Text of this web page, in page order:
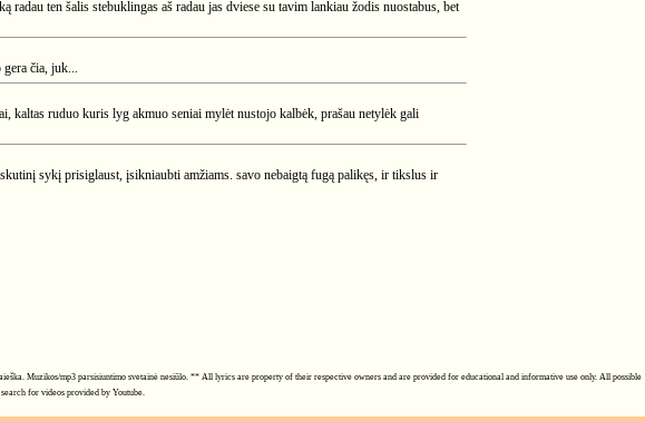
ten šalis stebuklingas aš radau jas dviese su tavim lankiau žodis nuostabus, bet
gera čia, juk...
kaltas ruduo kuris lyg akmuo seniai mylėt nustojo kalbėk, prašau netylėk gali
sykį prisiglaust, įsikniaubti amžiams. savo nebaigtą fugą palikęs, ir tikslus ir
Muzikos/mp3 parsisiuntimo svetainė nesiūlo. ** All lyrics are property of their respective owners and are provided for educational and informative use only. All possible
for videos provided by Youtube.